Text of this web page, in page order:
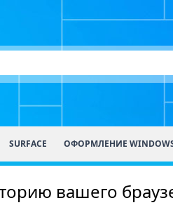
SURFACE ОФОРМЛЕНИЕ
вашего